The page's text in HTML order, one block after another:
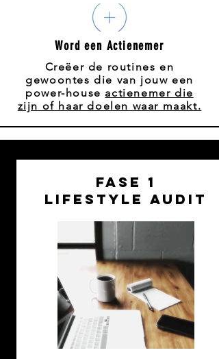
Word een Actienemer
Creëer de routines en
gewoontes die van jouw een
power-house actienemer die
zijn of haar doelen waar maakt.
fase 1
lifestyle audit